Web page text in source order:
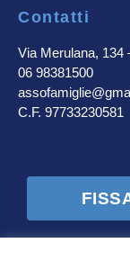
Contatti
Via Merulana, 134
06 98381500
C.F. 97733230581